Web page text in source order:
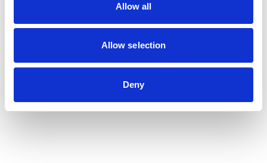
Allow all
Allow selection
Deny